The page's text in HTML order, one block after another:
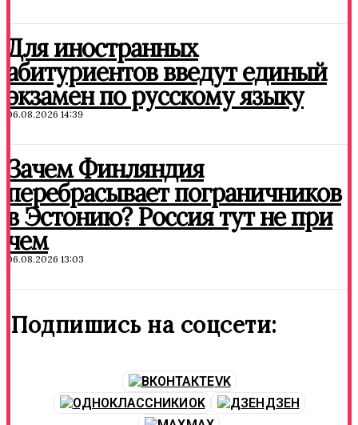
Для иностранных
абитуриентов введут единый
экзамен по русскому языку
06.08.2026 14:39
Зачем Финляндия
перебрасывает пограничников
в Эстонию? Россия тут не при
чем
06.08.2026 13:03
Подпишись на соцсети:
VK
OK
ДЗЕН